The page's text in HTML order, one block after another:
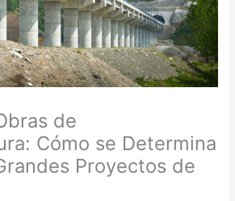
BLOG
CONTÁCTENOS
Paga Tu Avaluo
de
Cómo se Determina
Proyectos de